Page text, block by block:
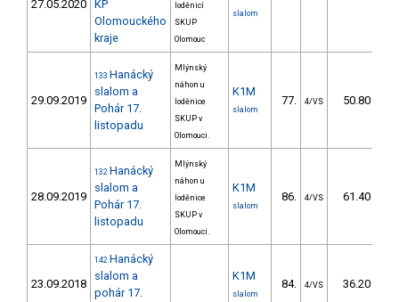
27.05.2020
KP
Olomouckého
kraje
loděnicí
SKUP
Olomouc
slalom
29.09.2019
133 Hanácký
slalom a
Pohár 17.
listopadu
Mlýnský
náhon u
loděnice
SKUP v
Olomouci.
K1M
slalom
77. 4/VS 50.80
28.09.2019
132 Hanácký
slalom a
Pohár 17.
listopadu
Mlýnský
náhon u
loděnice
SKUP v
Olomouci.
K1M
slalom
86. 4/VS 61.40
23.09.2018
142 Hanácký
slalom a
pohár 17.
K1M
slalom
84. 4/VS 36.20